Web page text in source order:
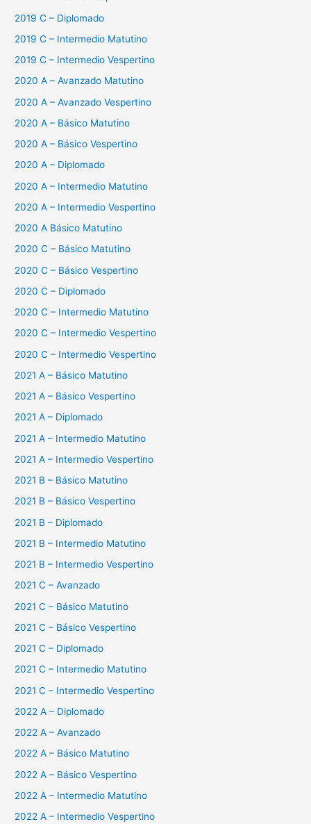
2019 C – Diplomado
2019 C – Intermedio Matutino
2019 C – Intermedio Vespertino
2020 A – Avanzado Matutino
2020 A – Avanzado Vespertino
2020 A – Básico Matutino
2020 A – Básico Vespertino
2020 A – Diplomado
2020 A – Intermedio Matutino
2020 A – Intermedio Vespertino
2020 A Básico Matutino
2020 C – Básico Matutino
2020 C – Básico Vespertino
2020 C – Diplomado
2020 C – Intermedio Matutino
2020 C – Intermedio Vespertino
2020 C – Intermedio Vespertino
2021 A – Básico Matutino
2021 A – Básico Vespertino
2021 A – Diplomado
2021 A – Intermedio Matutino
2021 A – Intermedio Vespertino
2021 B – Básico Matutino
2021 B – Básico Vespertino
2021 B – Diplomado
2021 B – Intermedio Matutino
2021 B – Intermedio Vespertino
2021 C – Avanzado
2021 C – Básico Matutino
2021 C – Básico Vespertino
2021 C – Diplomado
2021 C – Intermedio Matutino
2021 C – Intermedio Vespertino
2022 A – Diplomado
2022 A – Avanzado
2022 A – Básico Matutino
2022 A – Básico Vespertino
2022 A – Intermedio Matutino
2022 A – Intermedio Vespertino